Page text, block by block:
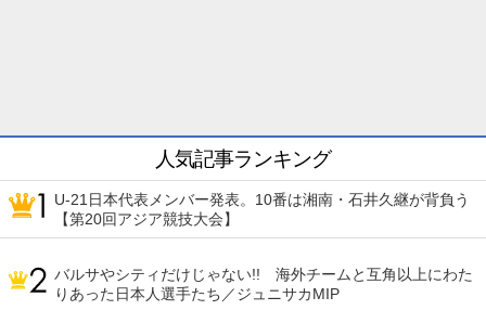
人気記事ランキング
U-21日本代表メンバー発表。10番は湘南・石井久継が背負う
【第20回アジア競技大会】
バルサやシティだけじゃない!! 海外チームと互角以上にわた
りあった日本人選手たち／ジュニサカMIP